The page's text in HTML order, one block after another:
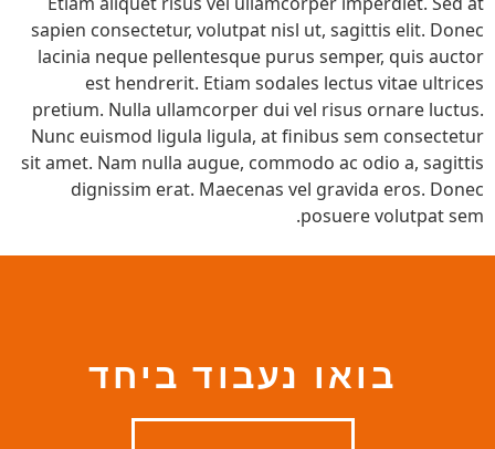
sapien consectetur, volutpat nisl ut, sagittis elit. Donec
lacinia neque pellentesque purus semper, quis auctor
est hendrerit. Etiam sodales lectus vitae ultrices
pretium. Nulla ullamcorper dui vel risus ornare luctus.
Nunc euismod ligula ligula, at finibus sem consectetur
sit amet. Nam nulla augue, commodo ac odio a, sagittis
dignissim erat. Maecenas vel gravida eros. Donec
posuere volutpat sem.
בואו נעבוד ביחד